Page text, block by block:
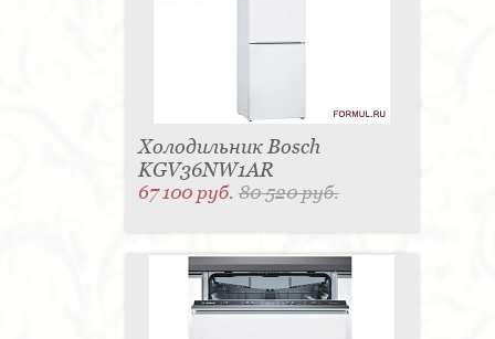
Холодильник Bosch
KGV36NW1AR
67 100 руб.80 520 руб.